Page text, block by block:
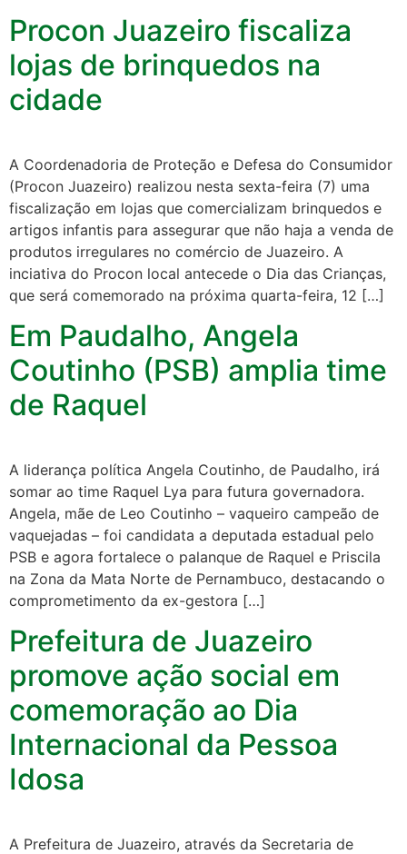
Procon Juazeiro fiscaliza
lojas de brinquedos na
cidade
A Coordenadoria de Proteção e Defesa do Consumidor
(Procon Juazeiro) realizou nesta sexta-feira (7) uma
fiscalização em lojas que comercializam brinquedos e
artigos infantis para assegurar que não haja a venda de
produtos irregulares no comércio de Juazeiro. A
inciativa do Procon local antecede o Dia das Crianças,
que será comemorado na próxima quarta-feira, 12 […]
Em Paudalho, Angela
Coutinho (PSB) amplia time
de Raquel
A liderança política Angela Coutinho, de Paudalho, irá
somar ao time Raquel Lya para futura governadora.
Angela, mãe de Leo Coutinho – vaqueiro campeão de
vaquejadas – foi candidata a deputada estadual pelo
PSB e agora fortalece o palanque de Raquel e Priscila
na Zona da Mata Norte de Pernambuco, destacando o
comprometimento da ex-gestora […]
Prefeitura de Juazeiro
promove ação social em
comemoração ao Dia
Internacional da Pessoa
Idosa
A Prefeitura de Juazeiro, através da Secretaria de